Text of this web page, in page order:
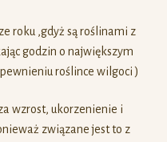
roku ,gdyż są roślinami z
godzin o największym
roślince wilgoci )
wzrost, ukorzenienie i
związane jest to z